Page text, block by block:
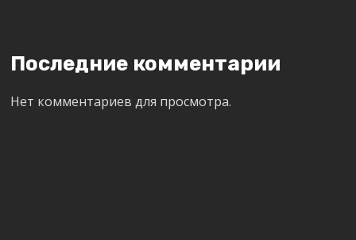
Последние комментарии
Нет комментариев для просмотра.